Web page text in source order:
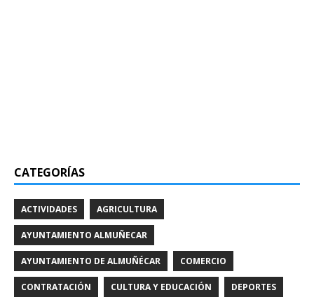
CATEGORÍAS
ACTIVIDADES AGRICULTURA
AYUNTAMIENTO ALMUÑECAR
AYUNTAMIENTO DE ALMUÑÉCAR COMERCIO
CONTRATACIÓN CULTURA Y EDUCACIÓN DEPORTES